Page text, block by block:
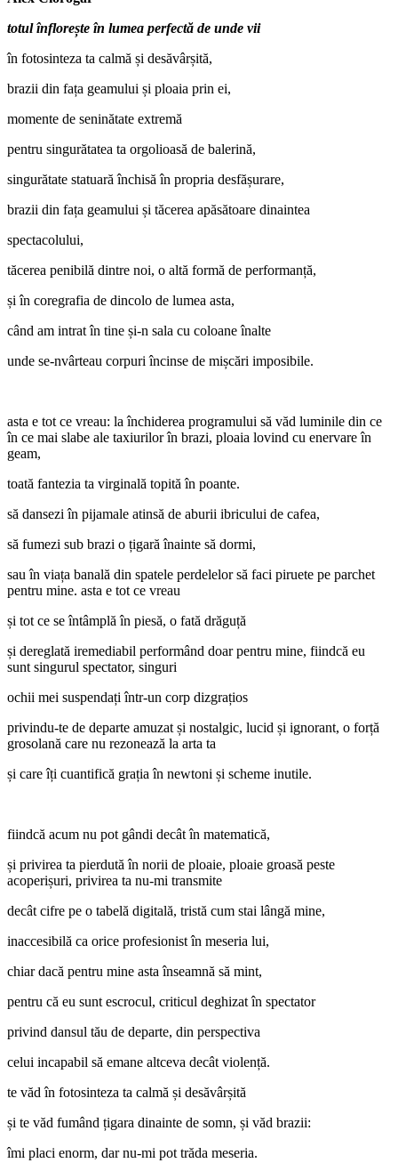
totul înflorește în lumea perfectă de unde vii
în fotosinteza ta calmă și desăvârșită,
brazii din fața geamului și ploaia prin ei,
momente de seninătate extremă
pentru singurătatea ta orgolioasă de balerină,
singurătate statuară închisă în propria desfășurare,
brazii din fața geamului și tăcerea apăsătoare dinaintea
spectacolului,
tăcerea penibilă dintre noi, o altă formă de performanță,
și în coregrafia de dincolo de lumea asta,
când am intrat în tine și-n sala cu coloane înalte
unde se-nvârteau corpuri încinse de mișcări imposibile.
asta e tot ce vreau: la închiderea programului să văd luminile din ce
în ce mai slabe ale taxiurilor în brazi, ploaia lovind cu enervare în
geam,
toată fantezia ta virginală topită în poante.
să dansezi în pijamale atinsă de aburii ibricului de cafea,
să fumezi sub brazi o țigară înainte să dormi,
sau în viața banală din spatele perdelelor să faci piruete pe parchet
pentru mine. asta e tot ce vreau
și tot ce se întâmplă în piesă, o fată drăguță
și dereglată iremediabil performând doar pentru mine, fiindcă eu
sunt singurul spectator, singuri
ochii mei suspendați într-un corp dizgrațios
privindu-te de departe amuzat și nostalgic, lucid și ignorant, o forță
grosolană care nu rezonează la arta ta
și care îți cuantifică grația în newtoni și scheme inutile.
fiindcă acum nu pot gândi decât în matematică,
și privirea ta pierdută în norii de ploaie, ploaie groasă peste
acoperișuri, privirea ta nu-mi transmite
decât cifre pe o tabelă digitală, tristă cum stai lângă mine,
inaccesibilă ca orice profesionist în meseria lui,
chiar dacă pentru mine asta înseamnă să mint,
pentru că eu sunt escrocul, criticul deghizat în spectator
privind dansul tău de departe, din perspectiva
celui incapabil să emane altceva decât violență.
te văd în fotosinteza ta calmă și desăvârșită
și te văd fumând țigara dinainte de somn, și văd brazii:
îmi placi enorm, dar nu-mi pot trăda meseria.